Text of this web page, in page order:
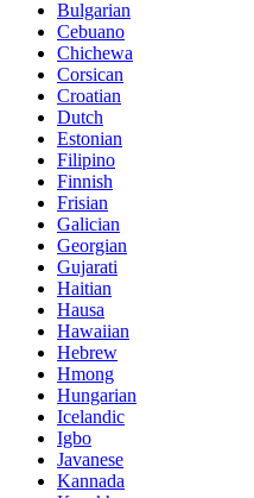
Bulgarian
Cebuano
Chichewa
Corsican
Croatian
Dutch
Estonian
Filipino
Finnish
Frisian
Galician
Georgian
Gujarati
Haitian
Hausa
Hawaiian
Hebrew
Hmong
Hungarian
Icelandic
Igbo
Javanese
Kannada